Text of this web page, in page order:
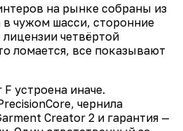
на рынке собраны из
в чужом шасси, сторонние
четвёртой
ломается, все показывают
устроена иначе.
чернила
Creator 2 и гарантия —